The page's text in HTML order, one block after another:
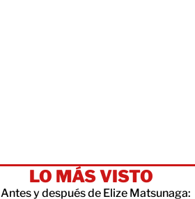
LO MÁS VISTO
Antes y después de Elize Matsunaga: